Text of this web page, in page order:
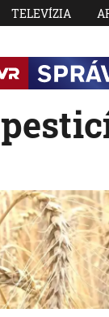
TELEVÍZIA